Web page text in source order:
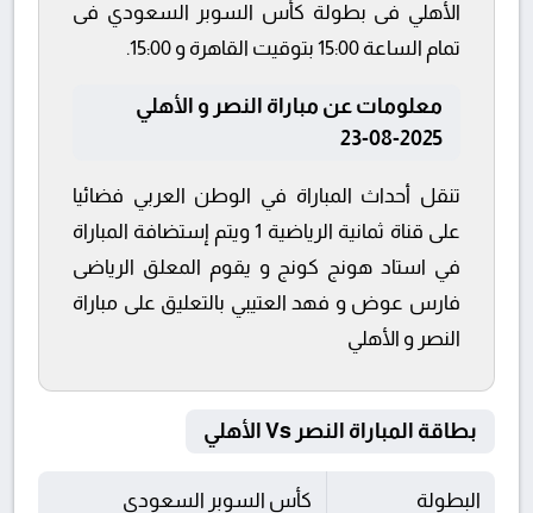
الأهلي فى بطولة كأس السوبر السعودي فى
تمام الساعة 15:00 بتوقيت القاهرة و 15:00.
معلومات عن مباراة النصر و الأهلي
2025-08-23
تنقل أحداث المباراة في الوطن العربي فضائيا
على قناة ثمانية الرياضية 1 ويتم إستضافة المباراة
في استاد هونج كونج و يقوم المعلق الرياضى
فارس عوض و فهد العتيبي بالتعليق على مباراة
النصر و الأهلي
بطاقة المباراة النصر Vs الأهلي
البطولة كأس السوبر السعودي